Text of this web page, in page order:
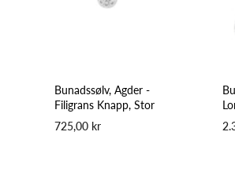
Bunadssølv, Agder -
Filigrans Knapp, Stor
725,00 kr